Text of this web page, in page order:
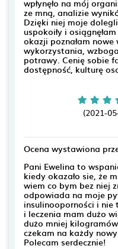
wpłynęło na mój
ze mną, analizie
Dzięki niej moje
uspokoiły i
okazji poznałam
wykorzystania,
potrawy. Cenię sobie
dostępność, kulturę
(2021-
Ocena wystawiona
Pani Ewelina to
kiedy okazało sie, że
wiem co bym bez niej
odpowiada na moje
insulinooporności i nie
i leczenia mam dużo
dużo mniej
czekam na każdy
Polecam serdecznie!